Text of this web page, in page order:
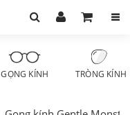
GỌNG KÍNH TRÒNG KÍNH